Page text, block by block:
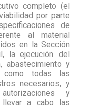
completo (el
por parte
de
al material
en la Sección
la ejecución del
abastecimiento y
todas las
necesarios, y
y
llevar a cabo las